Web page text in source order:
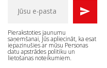
Pierakstoties jaunumu
saņemšanai, Jūs apliecināt, ka esat
iepazinušies ar mūsu Personas
datu apstrādes politiku un
lietošanas noteikumiem.